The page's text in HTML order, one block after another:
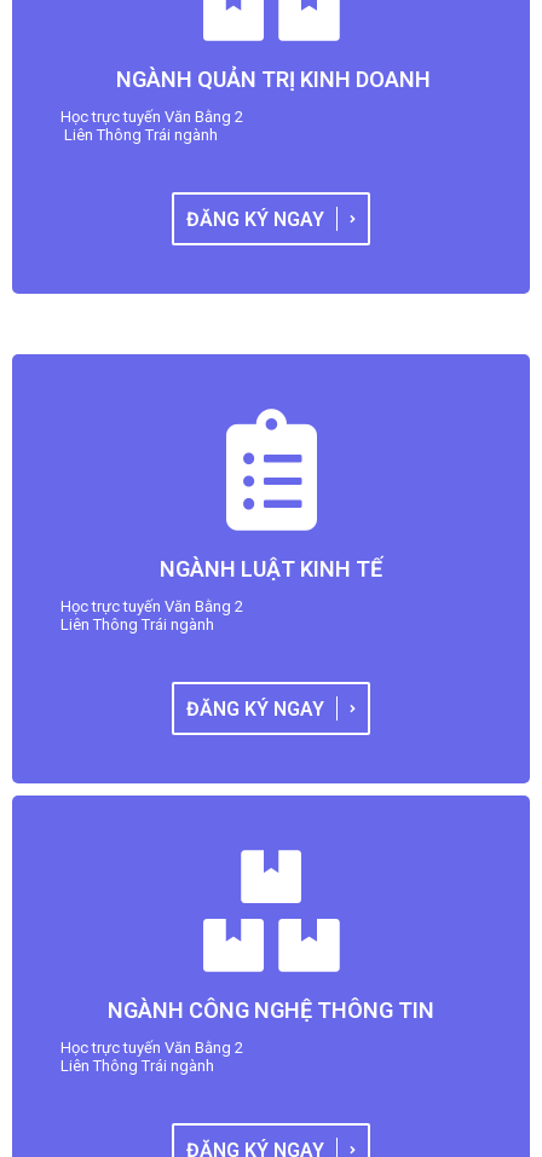
NGÀNH QUẢN TRỊ KINH DOANH
Học trực tuyến Văn Bằng 2
Liên Thông Trái ngành
ĐĂNG KÝ NGAY
NGÀNH LUẬT KINH TẾ
Học trực tuyến Văn Bằng 2
Liên Thông Trái ngành
ĐĂNG KÝ NGAY
NGÀNH CÔNG NGHỆ THÔNG TIN
Học trực tuyến Văn Bằng 2
Liên Thông Trái ngành
ĐĂNG KÝ NGAY